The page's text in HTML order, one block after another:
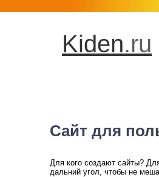
Kiden.ru
Сайт для
Для кого создают сайты?
дальний угол, чтобы не